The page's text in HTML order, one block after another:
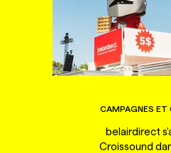
CAMPAGNES ET
belairdirect
Croissound